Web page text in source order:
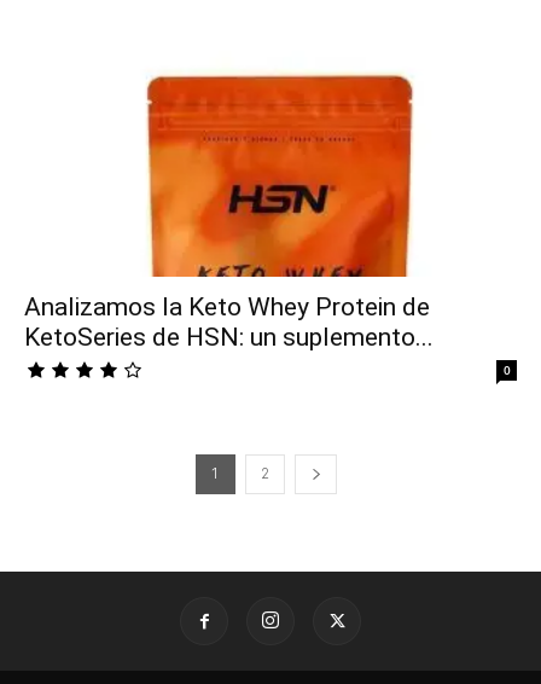
Analizamos la Keto Whey Protein de
KetoSeries de HSN: un suplemento...
0
1 2